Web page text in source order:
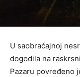
U saobraćajnoj
dogodila na
Pazaru povređeno